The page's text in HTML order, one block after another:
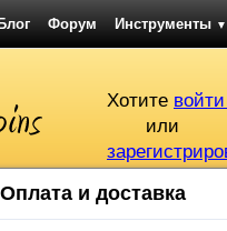
Блог Форум Инструменты ▼
Хотите
или
Оплата и доставка